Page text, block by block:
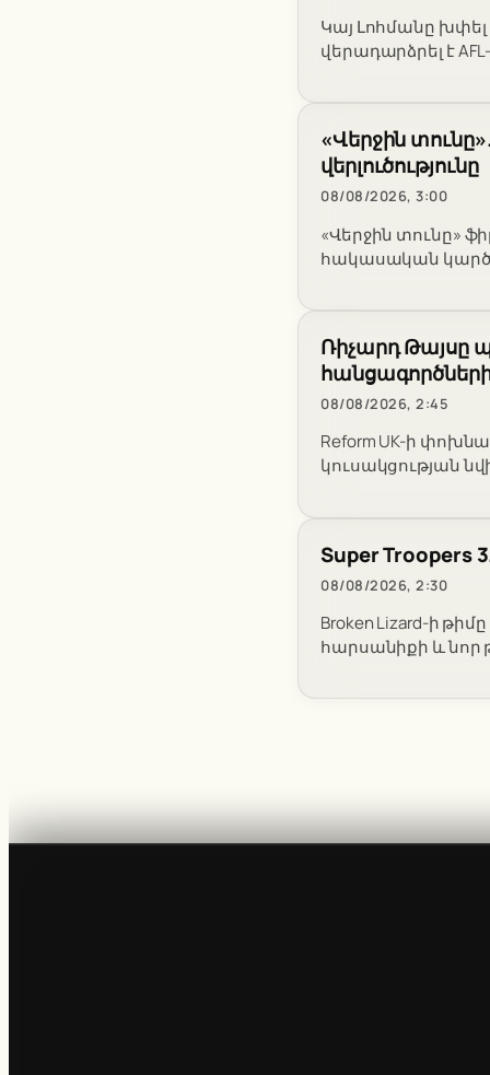
Կայ Լոհմանը խփել
վերադարձրել է
«Վերջին
վերլուծությունը
08/08/2026, 3:00
«Վերջին տունը»
հակասական
Ռիչարդ Թայսը
08/08/2026, 2:45
Reform UK-ի
կուսակցության
Super Troopers
08/08/2026, 2:30
Broken Lizard-ի
հարսանիքի և նոր